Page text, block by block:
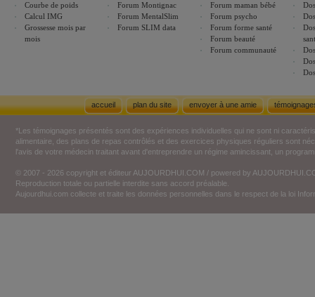
Courbe de poids
Calcul IMG
Grossesse mois par
mois
Forum Montignac
Forum MentalSlim
Forum SLIM data
Forum maman bébé
Forum psycho
Forum forme santé
Forum beauté
Forum communauté
accueil plan du site envoyer à une amie
*Les témoignages présentés sont des expériences individuelles qui ne sont ni
alimentaire, des plans de repas contrôlés et des exercices physiques réguliers sont
l'avis de votre médecin traitant avant d'entreprendre un régime amincissant, un
© 2007 - 2026 copyright et éditeur AUJOURDHUI.COM / powered by
Reproduction totale ou partielle interdite sans accord préalable.
Aujourdhui.com collecte et traite les données personnelles dans le respect de la loi